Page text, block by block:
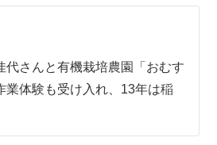
代さんと有機栽培農園「おむす
業体験も受け入れ、13年は稲